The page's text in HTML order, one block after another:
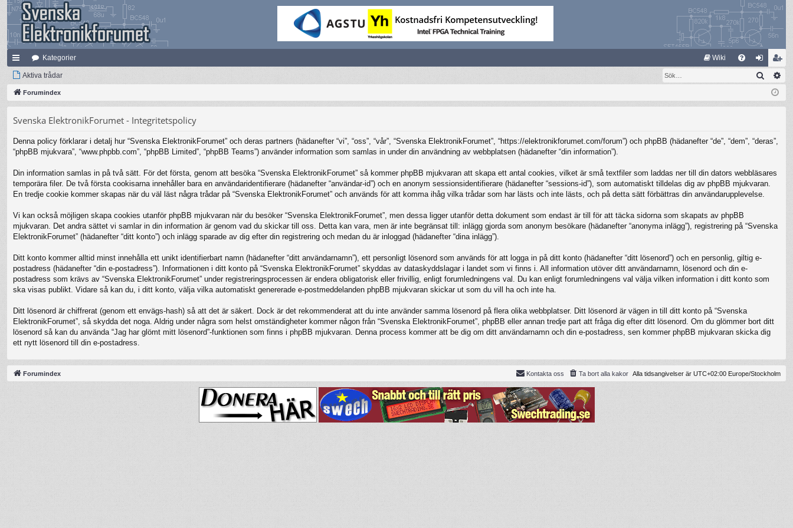
na
bb
ar
Kategorier Wiki
og li
m
m
Aktiva trådar Sök
Forumindex
Svenska ElektronikForumet - Integritetspolicy
Denna policy förklarar i detalj hur “Svenska ElektronikForumet” och deras partners (hädanefter “vi”, “oss”, “vår”, “Svenska ElektronikForumet”, “https://elektronikforumet.com/forum”) och phpBB (hädanefter “de”, “dem”, “deras”,
“phpBB mjukvara”, “www.phpbb.com”, “phpBB Limited”, “phpBB Teams”) använder information som samlas in under din användning av webbplatsen (hädanefter “din information”).
Din information samlas in på två sätt. För det första, genom att besöka “Svenska ElektronikForumet” så kommer phpBB mjukvaran att skapa ett antal cookies, vilket är små textfiler som laddas ner till din dators webbläsares
temporära filer. De två första cookisarna innehåller bara en användaridentifierare (hädanefter “användar-id”) och en anonym sessionsidentifierare (hädanefter “sessions-id”), som automatiskt tilldelas dig av phpBB mjukvaran.
En tredje cookie kommer skapas när du väl läst några trådar på “Svenska ElektronikForumet” och används för att komma ihåg vilka trådar som har lästs och inte lästs, och på detta sätt förbättras din användarupplevelse.
Vi kan också möjligen skapa cookies utanför phpBB mjukvaran när du besöker “Svenska ElektronikForumet”, men dessa ligger utanför detta dokument som endast är till för att täcka sidorna som skapats av phpBB
mjukvaran. Det andra sättet vi samlar in din information är genom vad du skickar till oss. Detta kan vara, men är inte begränsat till: inlägg gjorda som anonym besökare (hädanefter “anonyma inlägg”), registrering på “Svenska
ElektronikForumet” (hädanefter “ditt konto”) och inlägg sparade av dig efter din registrering och medan du är inloggad (hädanefter “dina inlägg”).
Ditt konto kommer alltid minst innehålla ett unikt identifierbart namn (hädanefter “ditt användarnamn”), ett personligt lösenord som används för att logga in på ditt konto (hädanefter “ditt lösenord”) och en personlig, giltig e-
postadress (hädanefter “din e-postadress”). Informationen i ditt konto på “Svenska ElektronikForumet” skyddas av dataskyddslagar i landet som vi finns i. All information utöver ditt användarnamn, lösenord och din e-
postadress som krävs av “Svenska ElektronikForumet” under registreringsprocessen är endera obligatorisk eller frivillig, enligt forumledningens val. Du kan enligt forumledningens val välja vilken information i ditt konto som
ska visas publikt. Vidare så kan du, i ditt konto, välja vilka automatiskt genererade e-postmeddelanden phpBB mjukvaran skickar ut som du vill ha och inte ha.
Ditt lösenord är chiffrerat (genom ett envägs-hash) så att det är säkert. Dock är det rekommenderat att du inte använder samma lösenord på flera olika webbplatser. Ditt lösenord är vägen in till ditt konto på “Svenska
ElektronikForumet”, så skydda det noga. Aldrig under några som helst omständigheter kommer någon från “Svenska ElektronikForumet”, phpBB eller annan tredje part att fråga dig efter ditt lösenord. Om du glömmer bort ditt
lösenord så kan du använda “Jag har glömt mitt lösenord”-funktionen som finns i phpBB mjukvaran. Denna process kommer att be dig om ditt användarnamn och din e-postadress, sen kommer phpBB mjukvaran skicka dig
ett nytt lösenord till din e-postadress.
Forumindex Alla tidsangivelser är UTC+02:00 Europe/Stockholm
Ta bort alla kakor
Kontakta oss